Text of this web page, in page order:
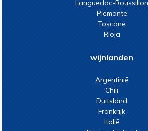
Languedoc-Roussillon
Piemonte
Toscane
Rioja
wijnlanden
Argentinië
Chili
Duitsland
Frankrijk
Italië